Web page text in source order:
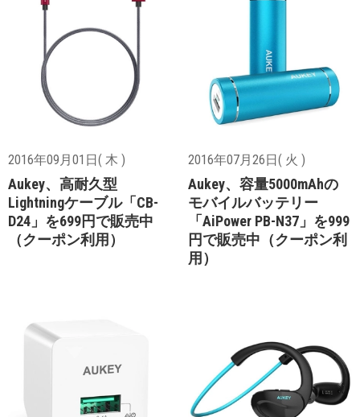
2016年09月01日( 木 )
Aukey、高耐久型
Lightningケーブル「CB-
D24」を699円で販売中
（クーポン利用）
2016年07月26日( 火 )
Aukey、容量5000mAhの
モバイルバッテリー
「AiPower PB-N37」を999
円で販売中（クーポン利
用）